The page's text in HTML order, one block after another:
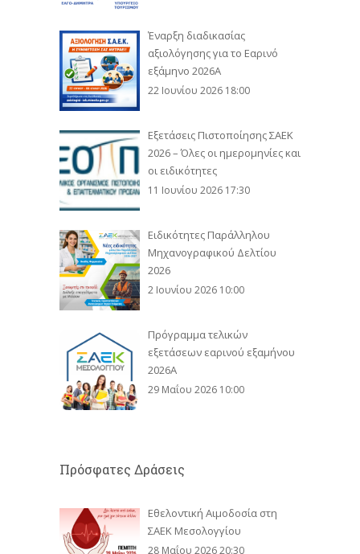
Έναρξη διαδικασίας
αξιολόγησης για το Εαρινό
εξάμηνο 2026Α
22 Ιουνίου 2026 18:00
Εξετάσεις Πιστοποίησης ΣΑΕΚ
2026 – Όλες οι ημερομηνίες και
οι ειδικότητες
11 Ιουνίου 2026 17:30
Ειδικότητες Παράλληλου
Μηχανογραφικού Δελτίου
2026
2 Ιουνίου 2026 10:00
Πρόγραμμα τελικών
εξετάσεων εαρινού εξαμήνου
2026Α
29 Μαΐου 2026 10:00
Πρόσφατες Δράσεις
Εθελοντική Αιμοδοσία στη
ΣΑΕΚ Μεσολογγίου
28 Μαΐου 2026 20:30